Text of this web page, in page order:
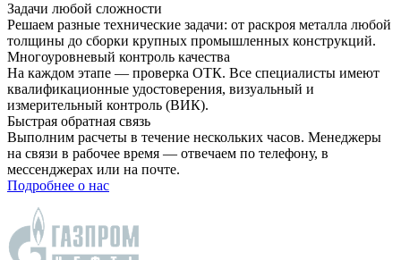
Задачи любой сложности
Решаем разные технические задачи: от раскроя металла любой
толщины до сборки крупных промышленных конструкций.
Многоуровневый контроль качества
На каждом этапе — проверка ОТК. Все специалисты имеют
квалификационные удостоверения, визуальный и
измерительный контроль (ВИК).
Быстрая обратная связь
Выполним расчеты в течение нескольких часов. Менеджеры
на связи в рабочее время — отвечаем по телефону, в
мессенджерах или на почте.
Подробнее о нас